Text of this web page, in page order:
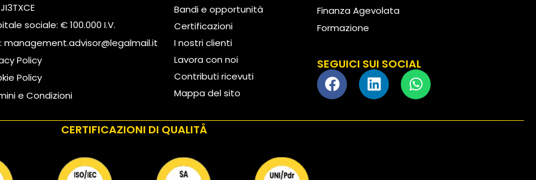
sociale: € 100.000 I.V.
management.advisor@legalmail.it
Policy
Policy
e Condizioni
Bandi e opportunità
Certificazioni
I nostri clienti
Lavora con noi
Contributi ricevuti
Mappa del sito
Finanza Agevolata
Formazione
SEGUICI SUI SOCIAL
CERTIFICAZIONI DI QUALITÅ